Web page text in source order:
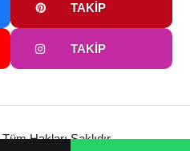
TAKIP
TAKIP
Hakları Saklıdır.